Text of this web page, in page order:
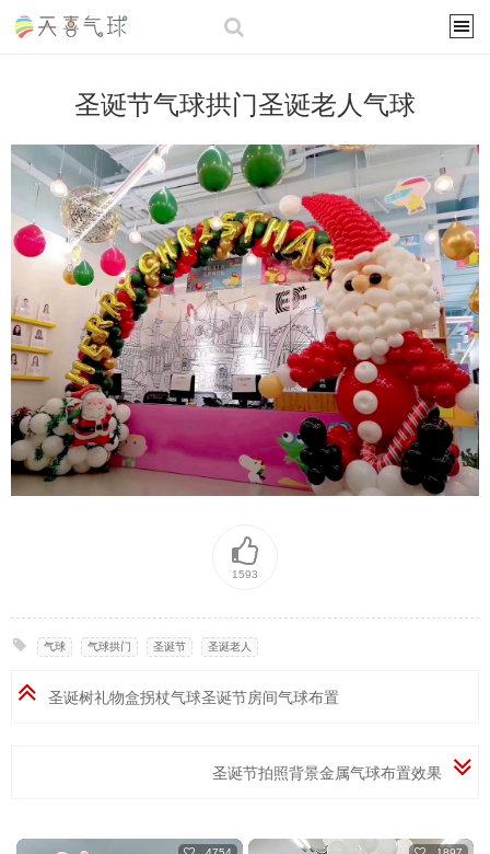
圣诞节气球拱门圣诞老人气球
1593
气球 气球拱门 圣诞节 圣诞老人
圣诞树礼物盒拐杖气球圣诞节房间气球布置
圣诞节拍照背景金属气球布置效果